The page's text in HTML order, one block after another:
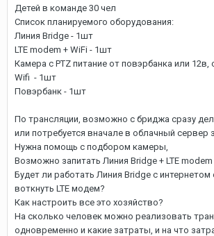
Детей в команде 30 чел
Список планируемого оборудования:
Линия Bridge - 1шт
LTE modem + WiFi - 1шт
Камера с PTZ питание от повэрбанка или 12в,
Wifi - 1шт
Повэрбанк - 1шт
По трансляции, возможно с бриджа сразу
или потребуется вначале в облачный сервер
Нужна помощь с подбором камеры,
Возможно запитать Линия Bridge + LTE
Будет ли работать Линия Bridge с интернетом
воткнуть LTE модем?
Как настроить все это хозяйство?
На сколько человек можно реализовать
одновременно и какие затраты, и на что